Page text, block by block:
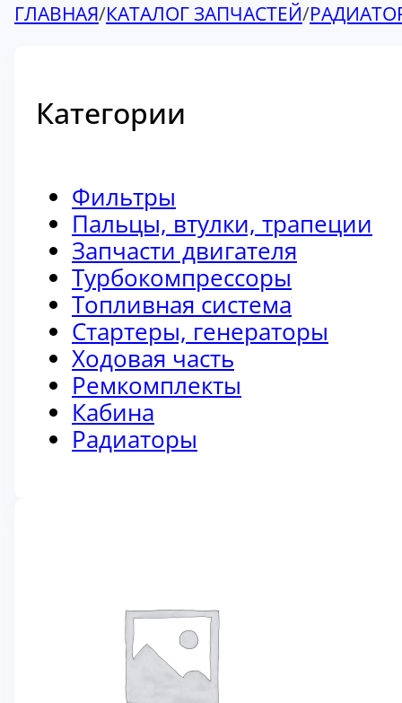
ГЛАВНАЯ/КАТАЛОГ ЗАПЧАСТЕЙ/
Категории
Фильтры
Пальцы, втулки, трапеции
Запчасти двигателя
Турбокомпрессоры
Топливная система
Стартеры, генераторы
Ходовая часть
Ремкомплекты
Кабина
Радиаторы